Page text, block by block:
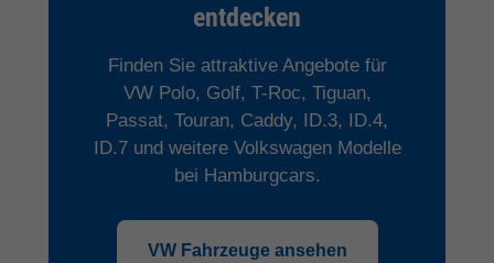
entdecken
Finden Sie attraktive Angebote für
VW Polo, Golf, T-Roc, Tiguan,
Passat, Touran, Caddy, ID.3, ID.4,
ID.7 und weitere Volkswagen Modelle
bei Hamburgcars.
VW Fahrzeuge ansehen